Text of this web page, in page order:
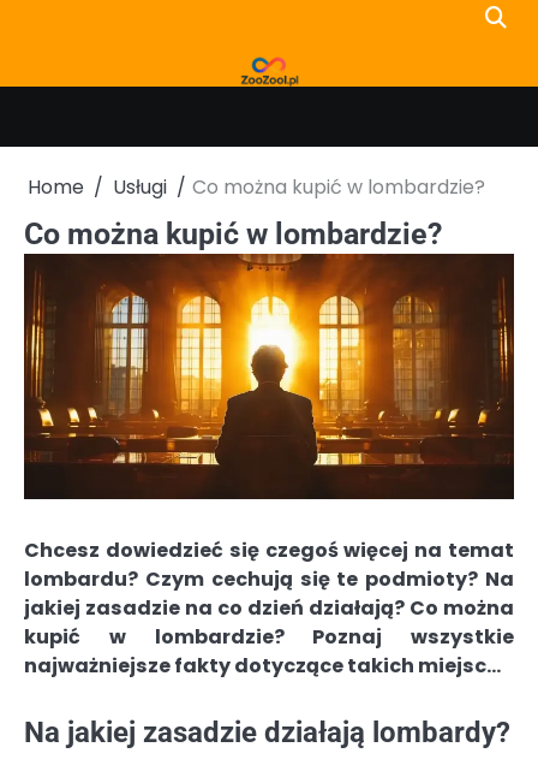
Home Usługi Co można kupić w lombardzie?
Co można kupić w lombardzie?
Chcesz dowiedzieć się czegoś więcej na temat
lombardu? Czym cechują się te podmioty? Na
jakiej zasadzie na co dzień działają? Co można
kupić w lombardzie? Poznaj wszystkie
najważniejsze fakty dotyczące takich miejsc…
Na jakiej zasadzie działają lombardy?